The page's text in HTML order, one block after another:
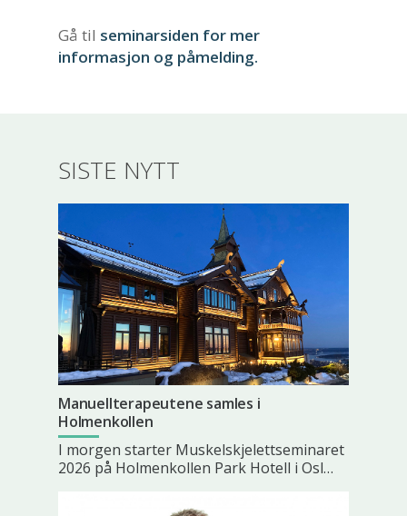
Gå til seminarsiden for mer
informasjon og påmelding.
SISTE NYTT
Manuellterapeutene samles i
Holmenkollen
I morgen starter Muskelskjelettseminaret
2026 på Holmenkollen Park Hotell i Osl…